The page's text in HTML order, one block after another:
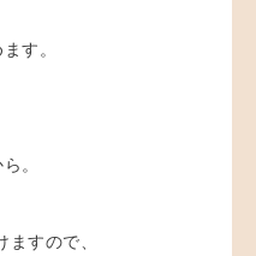
す。
。
すので、